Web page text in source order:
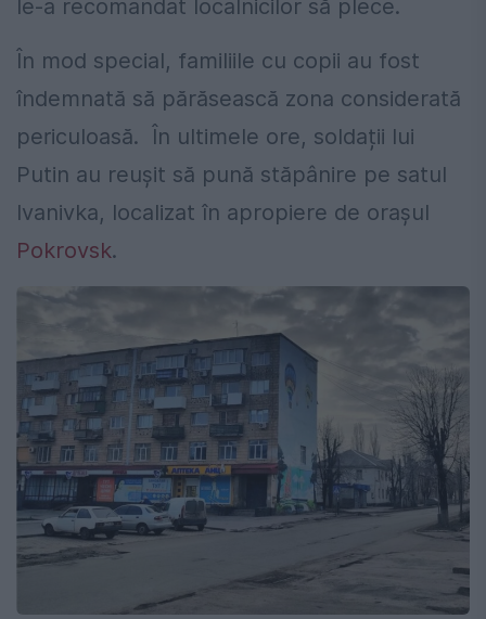
le-a recomandat localnicilor să plece.
În mod special, familiile cu copii au fost
îndemnată să părăsească zona considerată
periculoasă.
În ultimele ore, soldații lui
Putin au reușit să pună stăpânire pe satul
Ivanivka, localizat în apropiere de orașul
Pokrovsk.